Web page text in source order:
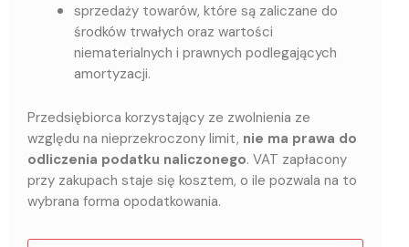
sprzedaży towarów, które są zaliczane do
środków trwałych oraz wartości
niematerialnych i prawnych podlegających
amortyzacji.
Przedsiębiorca korzystający ze zwolnienia ze
względu na nieprzekroczony limit, nie ma prawa do
odliczenia podatku naliczonego. VAT zapłacony
przy zakupach staje się kosztem, o ile pozwala na to
wybrana forma opodatkowania.